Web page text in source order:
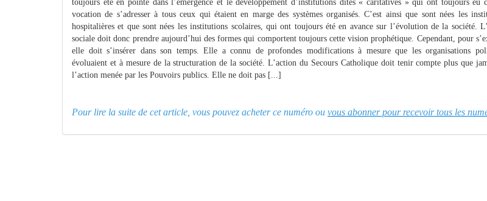
toujours été en pointe dans l’émergence et le développement d’institutions dites « caritatives » qui ont toujours eu
vocation de s’adresser à tous ceux qui étaient en marge des systèmes organisés. C’est ainsi que sont nées les
hospitalières et que sont nées les institutions scolaires, qui ont toujours été en avance sur l’évolution de la société.
sociale doit donc prendre aujourd’hui des formes qui comportent toujours cette vision prophétique. Cependant, pour
elle doit s’insérer dans son temps. Elle a connu de profondes modifications à mesure que les organisations
évoluaient et à mesure de la structuration de la société. L’action du Secours Catholique doit tenir compte plus que
l’action menée par les Pouvoirs publics. Elle ne doit pas [...]
Pour lire la suite de cet article, vous pouvez acheter ce numéro ou vous abonner pour recevoir tous les